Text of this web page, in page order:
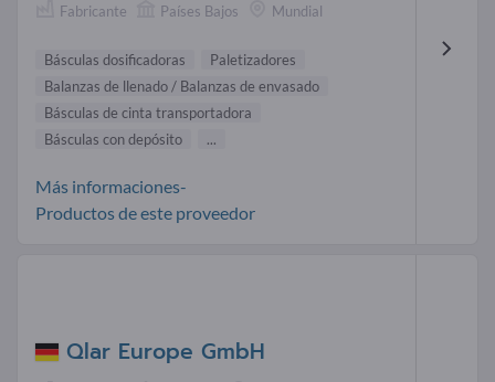
Fabricante Países Bajos Mundial
Básculas dosificadoras
Paletizadores
Balanzas de llenado / Balanzas de envasado
Básculas de cinta transportadora
Básculas con depósito
...
Más informaciones-
Productos de este proveedor
Qlar Europe GmbH